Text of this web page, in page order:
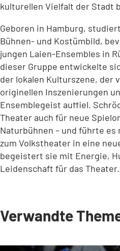
kulturellen Vielfalt der Stadt
Geboren in Hamburg,
Bühnen- und Kostümbild,
jungen Laien-Ensembles in
dieser Gruppe entwickelte
der lokalen Kulturszene, der
originellen Inszenierungen
Ensemblegeist auffiel.
Theater auch für neue
Naturbühnen – und führte
zum Volkstheater in eine
begeistert sie mit Energie,
Leidenschaft für das Theater.
Verwandte